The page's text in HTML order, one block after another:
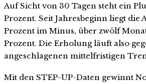
Auf Sicht von 30 Tagen steht ein
Prozent. Seit Jahresbeginn liegt die
Prozent im Minus, über zwölf
Prozent. Die Erholung läuft also
angeschlagenen mittelfristigen
Mit den STEP-UP-Daten gewinnt